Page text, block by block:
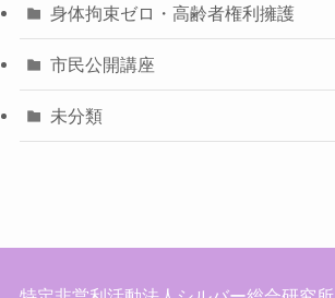
身体拘束ゼロ・高齢者権利擁護
市民公開講座
未分類